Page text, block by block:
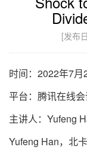
[发布
时间：2022年7
平台：腾讯在线
主讲人：Yufeng
Yufeng Han，北